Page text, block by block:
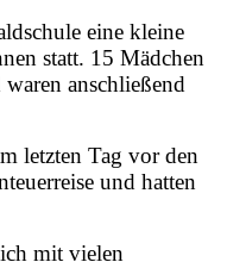
eine kleine
statt. 15 Mädchen
anschließend
letzten Tag vor den
und hatten
mit vielen